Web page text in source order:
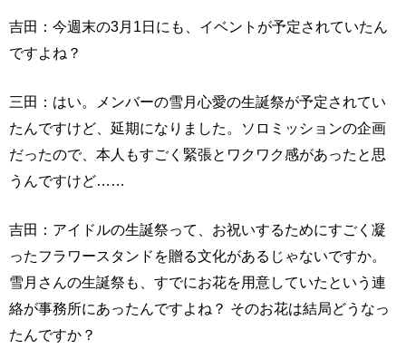
吉田：今週末の3月1日にも、イベントが予定されていたん
ですよね？
三田：はい。メンバーの雪月心愛の生誕祭が予定されてい
たんですけど、延期になりました。ソロミッションの企画
だったので、本人もすごく緊張とワクワク感があったと思
うんですけど……
吉田：アイドルの生誕祭って、お祝いするためにすごく凝
ったフラワースタンドを贈る文化があるじゃないですか。
雪月さんの生誕祭も、すでにお花を用意していたという連
絡が事務所にあったんですよね？ そのお花は結局どうなっ
たんですか？